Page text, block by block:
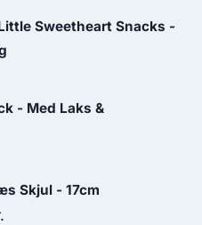
Sweetheart Snacks -
- Med Laks &
Skjul - 17cm